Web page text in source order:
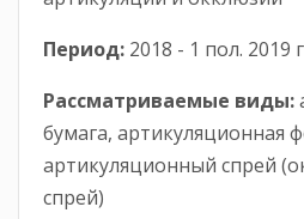
Период: 2018 - 1 пол. 2019
Рассматриваемые виды:
бумага, артикуляционная
артикуляционный спрей
спрей)